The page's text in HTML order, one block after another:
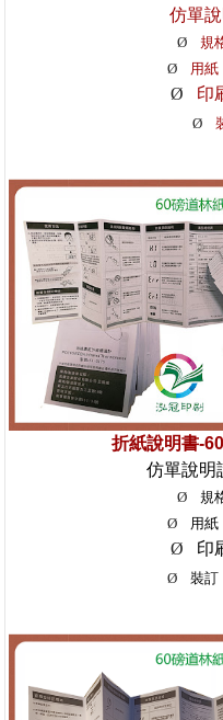
仿單
Ø規格
Ø 用紙
Ø 印
Ø
折紙說明書-
仿單說明
Ø規格
Ø 用紙
Ø 印
Ø裝訂